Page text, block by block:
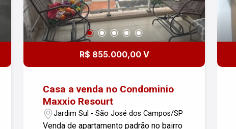
R$ 855.000,00 V
Casa a venda no Condominio
Maxxio Resourt
Jardim Sul - São José dos Campos/SP
Venda de apartamento padrão no bairro